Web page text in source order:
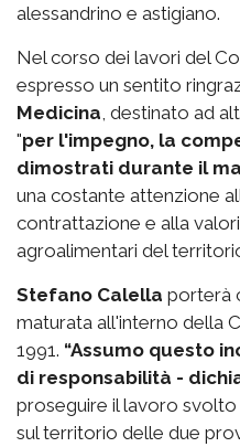
alessandrino e astigiano.
Nel corso dei lavori del
espresso un sentito
Medicina , destinato ad
"per l'impegno, la
dimostrati durante il
una costante attenzione
contrattazione e alla
agroalimentari del
Stefano Calella porterà
maturata all'interno della
1991. “Assumo questo
di responsabilità -
proseguire il lavoro svolto
sul territorio delle due